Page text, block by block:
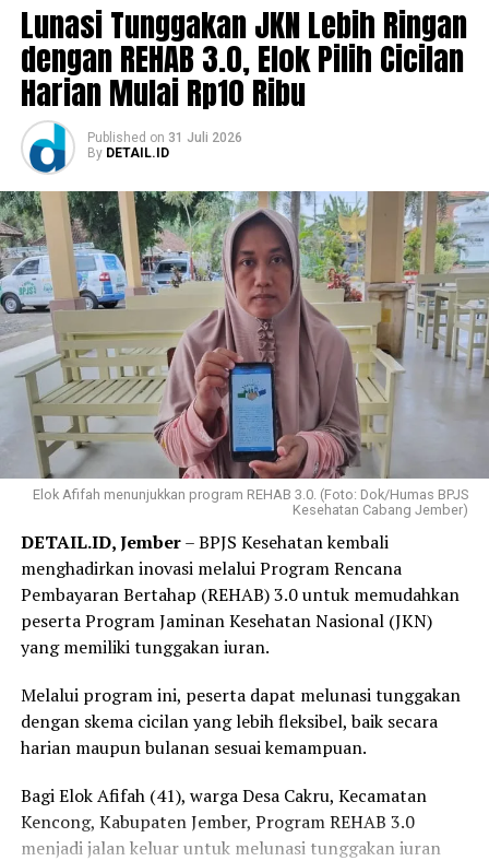
Lunasi Tunggakan JKN Lebih Ringan
dengan REHAB 3.0, Elok Pilih Cicilan
Harian Mulai Rp10 Ribu
Published on 31 Juli 2026
By DETAIL.ID
Elok Afifah menunjukkan program REHAB 3.0. (Foto: Dok/Humas BPJS
Kesehatan Cabang Jember)
DETAIL.ID, Jember– BPJS Kesehatan kembali
menghadirkan inovasi melalui Program Rencana
Pembayaran Bertahap (REHAB) 3.0 untuk memudahkan
peserta Program Jaminan Kesehatan Nasional (JKN)
yang memiliki tunggakan iuran.
Melalui program ini, peserta dapat melunasi tunggakan
dengan skema cicilan yang lebih fleksibel, baik secara
harian maupun bulanan sesuai kemampuan.
Bagi Elok Afifah (41), warga Desa Cakru, Kecamatan
Kencong, Kabupaten Jember, Program REHAB 3.0
menjadi jalan keluar untuk melunasi tunggakan iuran